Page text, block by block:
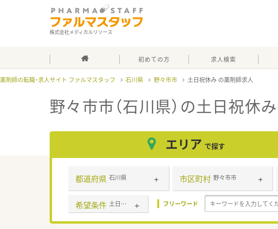
株式会社メディカルリソース
初めての方 求人検索
薬剤師の転職・求人サイト ファルマスタッフ 石川県 野々市市 土日祝休み
野々市市（石川県）の土日祝休み
エリア で探す
都道府県 石川県 市区町村 野々市市
希望条件 土日祝休み フリーワード